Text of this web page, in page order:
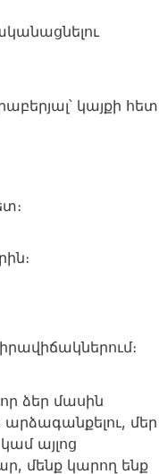
կայքի հետ
ձեր մասին
մեր
այլոց
մենք կարող ենք